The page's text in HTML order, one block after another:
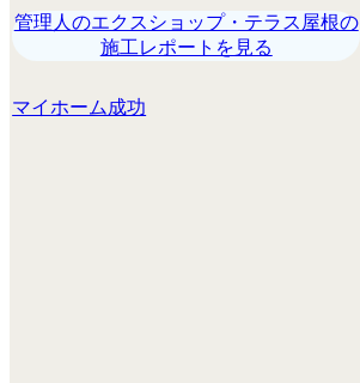
管理人のエクスショップ・テラス屋根の
施工レポートを見る
マイホーム成功